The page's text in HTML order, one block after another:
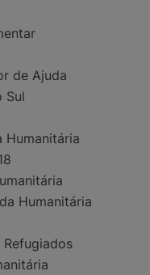
de Ajuda
Sul
Humanitária
Humanitária
Refugiados